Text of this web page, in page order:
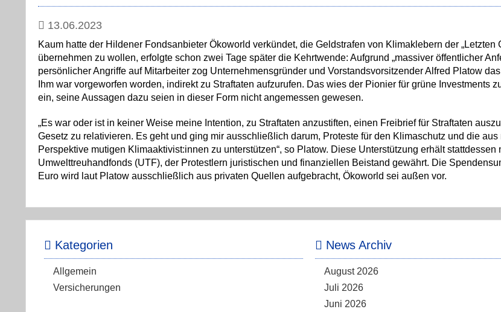
13.06.2023
Kaum hatte der Hildener Fondsanbieter Ökoworld verkündet, die Geldstrafen von Klimaklebern der „Letzten
übernehmen zu wollen, erfolgte schon zwei Tage später die Kehrtwende: Aufgrund „massiver öffentlicher
persönlicher Angriffe auf Mitarbeiter zog Unternehmensgründer und Vorstandsvorsitzender Alfred Platow
Ihm war vorgeworfen worden, indirekt zu Straftaten aufzurufen. Das wies der Pionier für grüne Investments
ein, seine Aussagen dazu seien in dieser Form nicht angemessen gewesen.
„Es war oder ist in keiner Weise meine Intention, zu Straftaten anzustiften, einen Freibrief für Straftaten
Gesetz zu relativieren. Es geht und ging mir ausschließlich darum, Proteste für den Klimaschutz und die aus
Perspektive mutigen Klimaaktivist:innen zu unterstützen“, so Platow. Diese Unterstützung erhält stattdessen
Umwelttreuhandfonds (UTF), der Protestlern juristischen und finanziellen Beistand gewährt. Die
Euro wird laut Platow ausschließlich aus privaten Quellen aufgebracht, Ökoworld sei außen vor.
Kategorien
Allgemein
Versicherungen
News Archiv
August 2026
Juli 2026
Juni 2026